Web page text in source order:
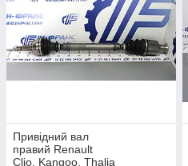
Привідний вал
правий Renault
Clio, Kangoo, Thalia